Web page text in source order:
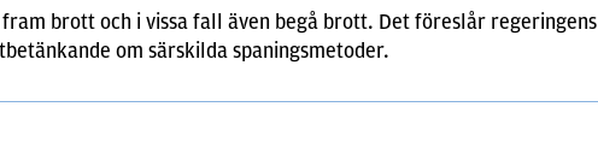
brott och i vissa fall även begå brott. Det föreslår regeringens
om särskilda spaningsmetoder.